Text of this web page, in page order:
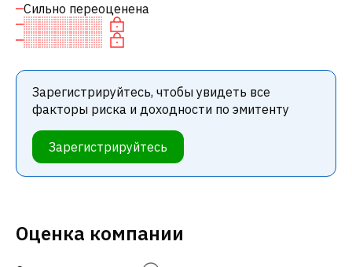
Сильно переоценена
Зарегистрируйтесь, чтобы увидеть все
факторы риска и доходности по эмитенту
Зарегистрируйтесь
Оценка компании